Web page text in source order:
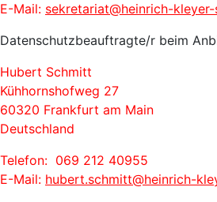
E-Mail: sekretariat@heinrich-
Datenschutzbeauftragte/r beim
Hubert Schmitt
Kühhornshofweg 27
60320 Frankfurt am Main
Deutschland
Telefon: 069 212 40955
E-Mail: hubert.schmitt@heinrich-